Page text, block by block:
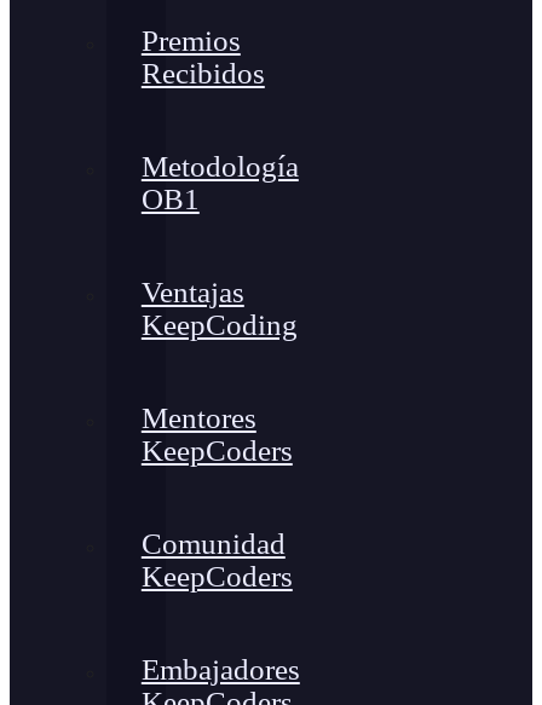
Premios
Recibidos
Metodología
OB1
Ventajas
KeepCoding
Mentores
KeepCoders
Comunidad
KeepCoders
Embajadores